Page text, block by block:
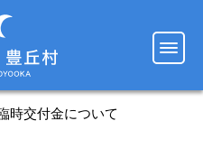
時交付金について